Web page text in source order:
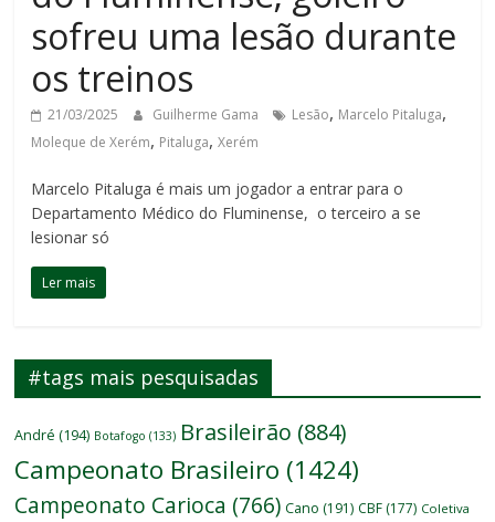
sofreu uma lesão durante
os treinos
21/03/2025 Guilherme Gama Lesão, Marcelo Pitaluga,
Moleque de Xerém, Pitaluga,Xerém
Marcelo Pitaluga é mais um jogador a entrar para o
Departamento Médico do Fluminense, o terceiro a se
lesionar só
Ler mais
#tags mais pesquisadas
André (194) Botafogo (133) Brasileirão (884)
Campeonato Brasileiro (1424)
Campeonato Carioca (766) Cano (191) CBF (177) Coletiva